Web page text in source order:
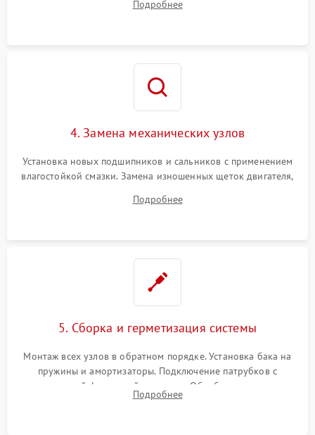
Восстановление целостности проводки и контактов.
Подробнее
4. Замена механических узлов
Установка новых подшипников и сальников с применением
влагостойкой смазки. Замена изношенных щеток двигателя,
или поврежденной резиновой манжеты.
Подробнее
5. Сборка и герметизация системы
Монтаж всех узлов в обратном порядке. Установка бака на
пружины и амортизаторы. Подключение патрубков с
надежной фиксацией хомутами. Обработка стыков
герметиком для предотвращения возможных протечек воды.
Подробнее